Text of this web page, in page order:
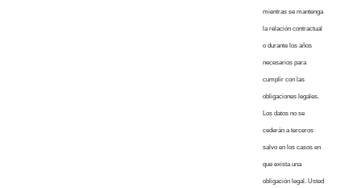
mientras se mantenga
la relación contractual
o durante los años
necesarios para
cumplir con las
obligaciones legales.
Los datos no se
cederán a terceros
salvo en los casos en
que exista una
obligación legal. Usted